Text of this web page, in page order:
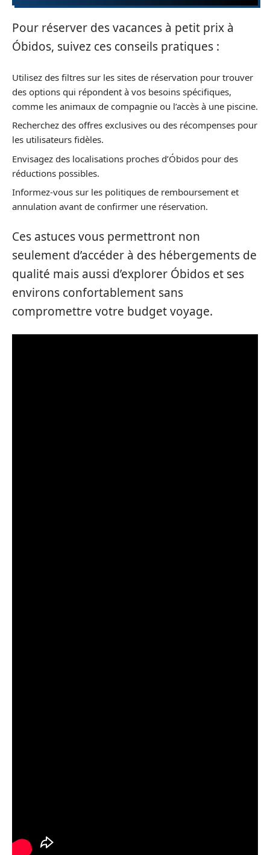
Pour réserver des vacances à petit prix à
Óbidos, suivez ces conseils pratiques :
Utilisez des filtres sur les sites de réservation pour trouver
des options qui répondent à vos besoins spécifiques,
comme les animaux de compagnie ou l’accès à une piscine.
Recherchez des offres exclusives ou des récompenses pour
les utilisateurs fidèles.
Envisagez des localisations proches d’Óbidos pour des
réductions possibles.
Informez-vous sur les politiques de remboursement et
annulation avant de confirmer une réservation.
Ces astuces vous permettront non
seulement d’accéder à des hébergements de
qualité mais aussi d’explorer Óbidos et ses
environs confortablement sans
compromettre votre budget voyage.